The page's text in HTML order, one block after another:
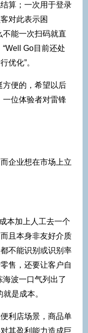
算；一次用于登录
对此表示困
不能一次扫码就直
Go目前还处
优化”。
方便的，希望以后
一位体验者对雷锋
企业想在市场上立
本加上人工去一个
且本身非友好介质
不能识别或识别率
售，还要让客户自
海波一口气列出了
是成本。
利店场景，商品单
其盈利能力造成巨